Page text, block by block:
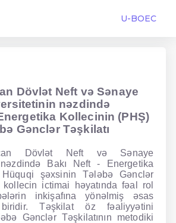
U-BOEC
Dövlət Neft və Sənaye
nəzdində
Kollecinin (PHŞ)
Gənclər Təşkilatı
Dövlət Neft və Sənaye
Bakı Neft - Energetika
şəxsinin Tələbə Gənclər
kollecin ictimai həyatında fəal rol
inkişafına yönəlmiş əsas
biridir. Təşkilat öz fəaliyyətini
Gənclər Təşkilatının metodiki